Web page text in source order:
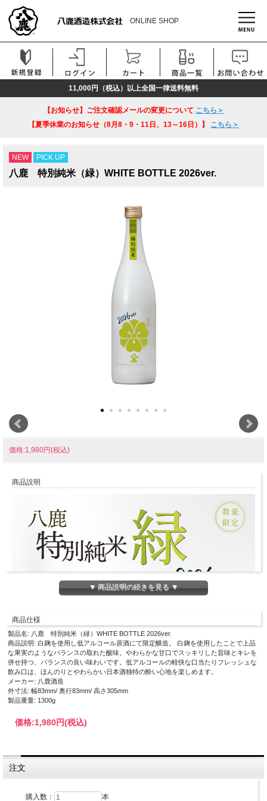
ONLINE SHOP
11,000円（税込）以上全国一律送料無料
【お知らせ】ご注文確認メールの変更について こちら＞
【夏季休業のお知らせ（8月8・9・11日、13～16日）】
こちら＞
NEW PICK UP
八鹿 特別純米（緑）WHITE BOTTLE 2026ver.
価格:1,980円(税込)
商品説明
▼ 商品説明の続きを見る ▼
商品仕様
製品名: 八鹿 特別純米（緑）WHITE BOTTLE 2026ver.
商品説明: 白麹を使用し低アルコール原酒にて限定醸造。 白麹を使用したことで上品
な果実のようなバランスの取れた酸味。やわらかな甘口でスッキリした旨味とキレを
併せ持つ、バランスの良い味わいです。低アルコールの軽快な口当たりフレッシュな
飲み口は、ほんのりとやわらかい日本酒独特の酔い心地を楽しめます。
メーカー: 八鹿酒造
外寸法: 幅83mm/ 奥行83mm/ 高さ305mm
製品重量: 1300g
価格:1,980円(税込)
注文
購入数： 本